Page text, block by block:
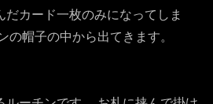
カード一枚のみになってしま
の帽子の中から出てきます。